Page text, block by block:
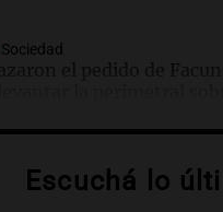
Sociedad
el pedido de
Buen día, Argentina
Escuchá lo